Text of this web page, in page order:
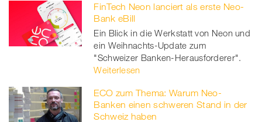
FinTech Neon lanciert als erste Neo-
Bank eBill
Ein Blick in die Werkstatt von Neon und
ein Weihnachts-Update zum
"Schweizer Banken-Herausforderer".
Weiterlesen
ECO zum Thema: Warum Neo-
Banken einen schweren Stand in der
Schweiz haben